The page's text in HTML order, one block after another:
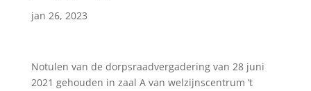
jan 26, 2023
Notulen van de dorpsraadvergadering van 28 juni
2021 gehouden in zaal A van welzijnscentrum ’t